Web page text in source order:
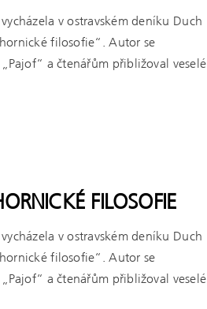
v ostravském deníku Duch
filosofie“. Autor se
a čtenářům přibližoval veselé
FILOSOFIE
v ostravském deníku Duch
filosofie“. Autor se
a čtenářům přibližoval veselé